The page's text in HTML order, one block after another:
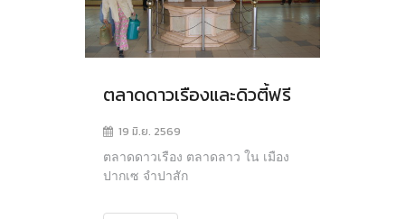
ตลาดดาวเรืองและดิวตี้ฟรี
19 มิ.ย. 2569
ตลาดดาวเรือง ตลาดลาว ใน เมือง
ปากเซ จำปาสัก